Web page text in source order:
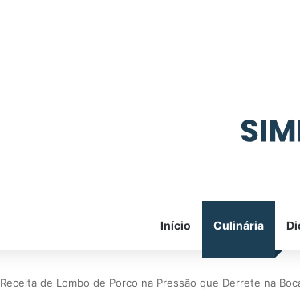
Início Culinária
Receita de Lombo de Porco na Pressão que Derrete na